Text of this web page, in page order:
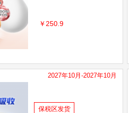
￥250.9
2027年10月-2027年10月
保税区发货